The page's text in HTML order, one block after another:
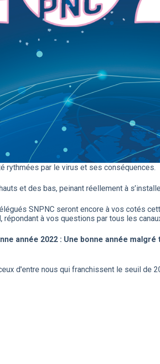
rythmées par le virus et ses conséquences.
et des bas, peinant réellement à
SNPNC seront encore à vos cotés
à vos questions par tous les
année 2022 : Une bonne année
d'entre nous qui franchissent le seuil de